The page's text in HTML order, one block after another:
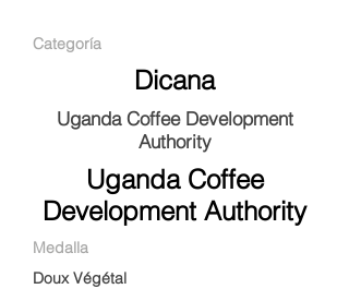
Categoría
Dicana
Uganda Coffee Development
Authority
Uganda Coffee
Development Authority
Medalla
Doux Végétal